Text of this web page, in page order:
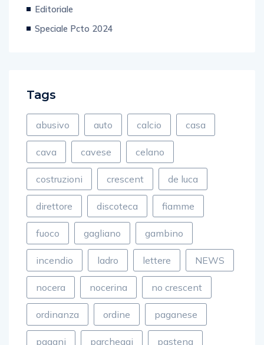
Editoriale
Speciale Pcto 2024
Tags
abusivo auto calcio casa
cava cavese celano
costruzioni crescent de luca
direttore discoteca fiamme
fuoco gagliano gambino
incendio ladro lettere NEWS
nocera nocerina no crescent
ordinanza ordine paganese
pagani parcheggi pastena